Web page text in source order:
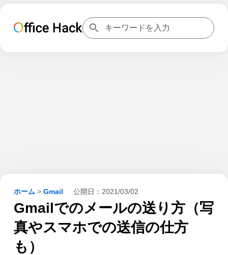
ホーム > Gmail 公開日： 2021/03/02
Gmailでのメールの送り方（写
真やスマホでの送信の仕方
も）